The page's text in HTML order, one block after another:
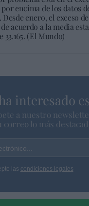
encima de los datos
enero, el exceso
acuerdo a la media
(El Mundo)
interesado
a nuestro
correo lo más
las condiciones legales